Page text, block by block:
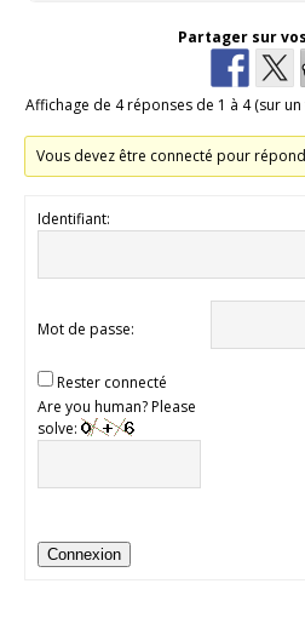
Partager sur
Affichage de 4 réponses de 1 à 4 (sur
Vous devez être connecté pour
Identifiant:
Mot de passe:
Rester connecté
Are you human? Please
solve:
Connexion